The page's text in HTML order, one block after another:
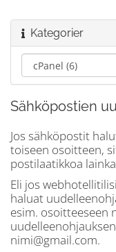
Kategorier
Sähköpostien
Jos sähköpostit
toiseen osoitteen,
postilaatikkoa
Eli jos
haluat
esim. osoitteeseen
nimi@gmail.com.